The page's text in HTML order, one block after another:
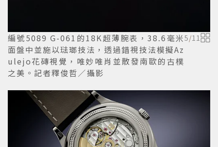
編號5089 G-061的18K超薄腕表，38.6毫米
面盤中並施以琺瑯技法，透過錯視技法模擬Az
ulejo花磚視覺，唯妙唯肖並散發南歐的古樸
之美。記者釋俊哲／攝影
5/11